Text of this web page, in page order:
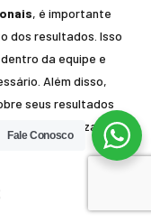
, é importante
dos resultados. Isso
da equipe e
Além disso,
seus resultados
e a realizar
Fale Conosco